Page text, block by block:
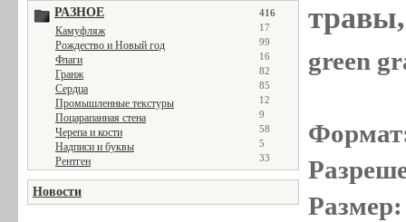
РАЗНОЕ 416
Камуфляж 17
Рождество и Новый год 99
Флаги 16
Гранж 82
Сердца 85
Промышленные текстуры 12
Поцарапанная стена 9
Черепа и кости 58
Надписи и буквы 5
Рентген 33
Новости
green